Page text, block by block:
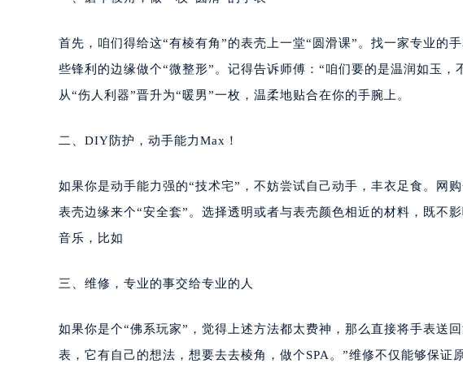
首先，咱们得给这“有棱有角”的表壳上一堂“圆滑课”。找一家专业的
些锋利的边缘做个“微整形”。记得告诉师傅：“咱们要的是温润如玉
从“伤人利器”晋升为“暖男”一枚，温柔地贴合在你的手腕上。
二、DIY防护，动手能力Max！
如果你是动手能力强的“技术宅”，不妨尝试自己动手，丰衣足食。网
表壳边缘来个“安全套”。选择透明或者与表壳颜色相近的材料，既不
音乐，比如
三、维修，专业的事交给专业的人
如果你是个“佛系玩家”，觉得上述方法都太费神，那么直接将手表送
表，它有自己的想法，想要去去棱角，做个SPA。”维修不仅能够保